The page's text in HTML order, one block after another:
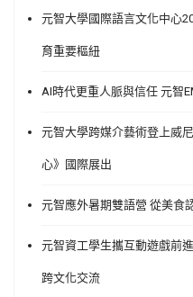
元智大學國際語言文化中心
育重要樞紐
AI時代更重人脈與信任 元智
元智大學跨媒介藝術登上威
心》國際展出
元智應外暑期雙語營 從美食
元智資工學生攜互動遊戲前
跨文化交流